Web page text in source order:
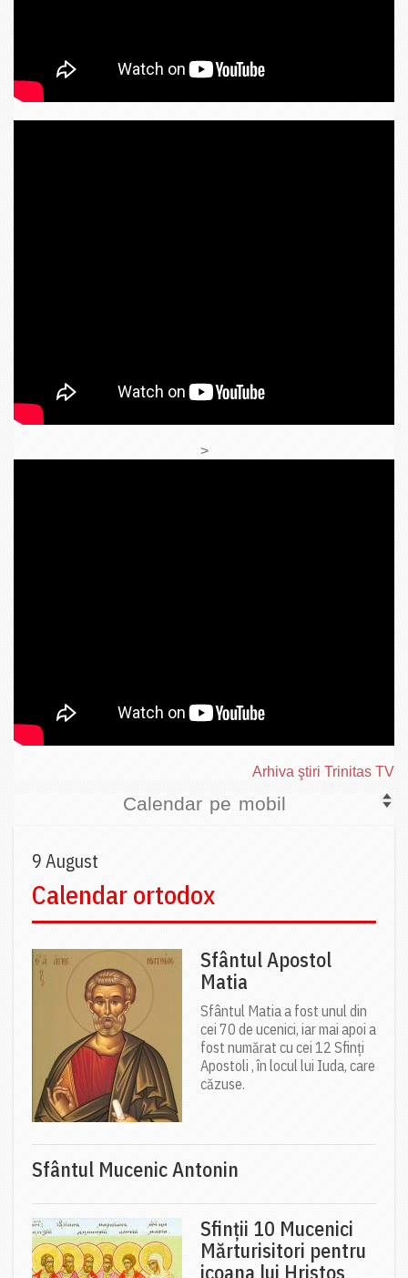
>
Arhiva ştiri Trinitas TV
Calendar pe mobil
9 August
Calendar ortodox
Sfântul Apostol
Matia
Sfântul Matia a fost unul din
cei 70 de ucenici, iar mai apoi a
fost numărat cu cei 12 Sfinți
Apostoli , în locul lui Iuda, care
căzuse.
Sfântul Mucenic Antonin
Sfinții 10 Mucenici
Mărturisitori pentru
icoana lui Hristos